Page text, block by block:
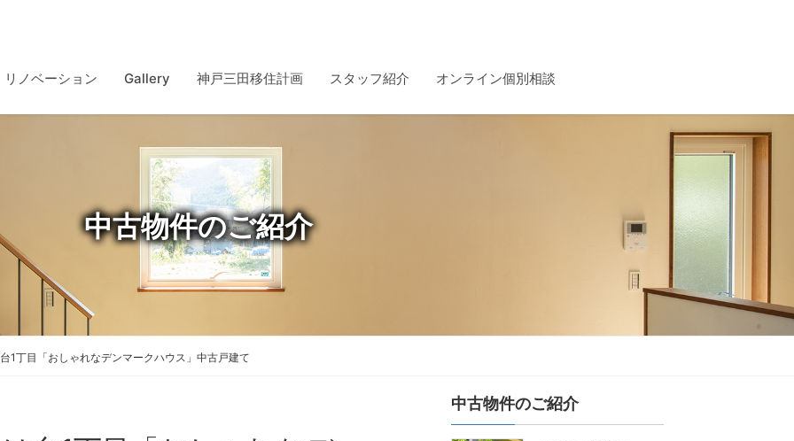
リノベーション Gallery 神戸三田移住計画 スタッフ紹介 オンライン個別相談
中古物件のご紹介
1丁目「おしゃれなデンマークハウス」中古戸建て
中古物件のご紹介